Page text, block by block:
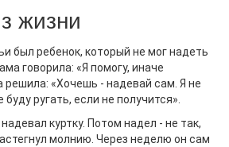
жизни
был ребенок, который не мог надеть
говорила: «Я помогу, иначе
решила: «Хочешь - надевай сам. Я не
ругать, если не получится».
куртку. Потом надел - не так,
молнию. Через неделю он сам